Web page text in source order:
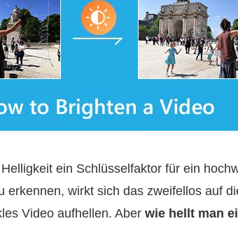
ein Schlüsselfaktor für ein
erkennen, wirkt sich das zweifellos auf
Video aufhellen. Aber wie hellt man